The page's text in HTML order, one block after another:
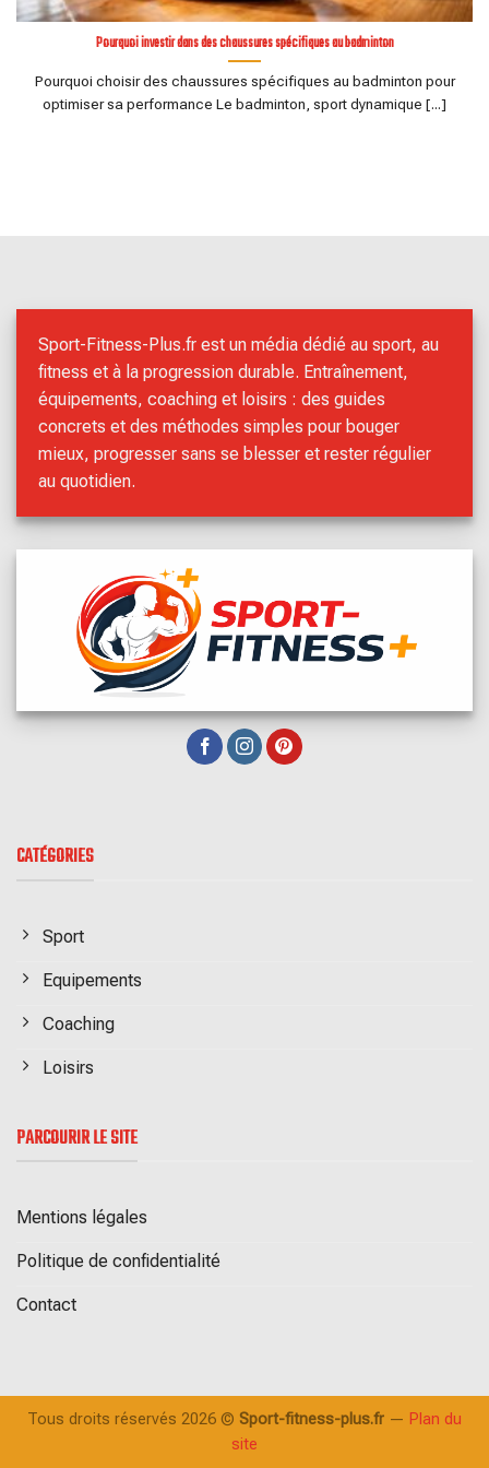
Pourquoi investir dans des chaussures spécifiques au badminton
Pourquoi choisir des chaussures spécifiques au badminton pour
optimiser sa performance Le badminton, sport dynamique [...]
Sport-Fitness-Plus.fr est un média dédié au sport, au
fitness et à la progression durable. Entraînement,
équipements, coaching et loisirs : des guides
concrets et des méthodes simples pour bouger
mieux, progresser sans se blesser et rester régulier
au quotidien.
CATÉGORIES
Sport
Equipements
Coaching
Loisirs
PARCOURIR LE SITE
Mentions légales
Politique de confidentialité
Contact
Tous droits réservés 2026 © Sport-fitness-plus.fr — Plan du
site